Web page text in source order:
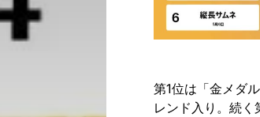
第1位は「金メダ
レンド入り。続